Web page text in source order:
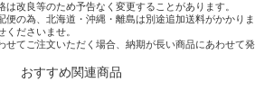
改良等のため予告なく変更することがあります。
の為、北海道・沖縄・離島は別途追加送料がかかりま
ださいませ。
てご注文いただく場合、納期が長い商品にあわせて発
おすすめ関連商品